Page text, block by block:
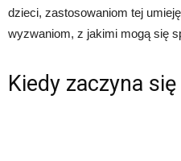
dzieci, zastosowaniom tej
wyzwaniom, z jakimi mogą się
Kiedy zaczyna